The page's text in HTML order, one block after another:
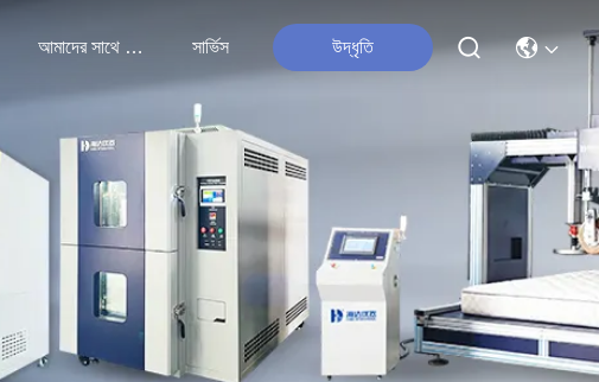
আমাদের সাথে যোগাযোগ সার্ভিস উদ্ধৃতি